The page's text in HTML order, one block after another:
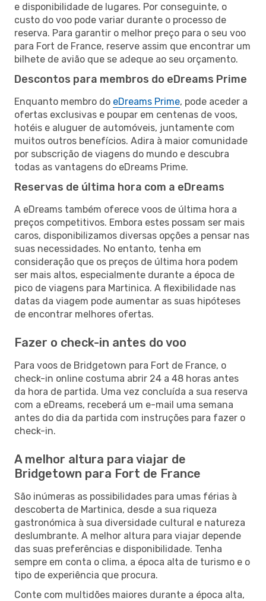
e disponibilidade de lugares. Por conseguinte, o
custo do voo pode variar durante o processo de
reserva. Para garantir o melhor preço para o seu voo
para Fort de France, reserve assim que encontrar um
bilhete de avião que se adeque ao seu orçamento.
Descontos para membros do eDreams Prime
Enquanto membro do eDreams Prime, pode aceder a
ofertas exclusivas e poupar em centenas de voos,
hotéis e aluguer de automóveis, juntamente com
muitos outros benefícios. Adira à maior comunidade
por subscrição de viagens do mundo e descubra
todas as vantagens do eDreams Prime.
Reservas de última hora com a eDreams
A eDreams também oferece voos de última hora a
preços competitivos. Embora estes possam ser mais
caros, disponibilizamos diversas opções a pensar nas
suas necessidades. No entanto, tenha em
consideração que os preços de última hora podem
ser mais altos, especialmente durante a época de
pico de viagens para Martinica. A flexibilidade nas
datas da viagem pode aumentar as suas hipóteses
de encontrar melhores ofertas.
Fazer o check-in antes do voo
Para voos de Bridgetown para Fort de France, o
check-in online costuma abrir 24 a 48 horas antes
da hora de partida. Uma vez concluída a sua reserva
com a eDreams, receberá um e-mail uma semana
antes do dia da partida com instruções para fazer o
check-in.
A melhor altura para viajar de
Bridgetown para Fort de France
São inúmeras as possibilidades para umas férias à
descoberta de Martinica, desde a sua riqueza
gastronómica à sua diversidade cultural e natureza
deslumbrante. A melhor altura para viajar depende
das suas preferências e disponibilidade. Tenha
sempre em conta o clima, a época alta de turismo e o
tipo de experiência que procura.
Conte com multidões maiores durante a época alta,